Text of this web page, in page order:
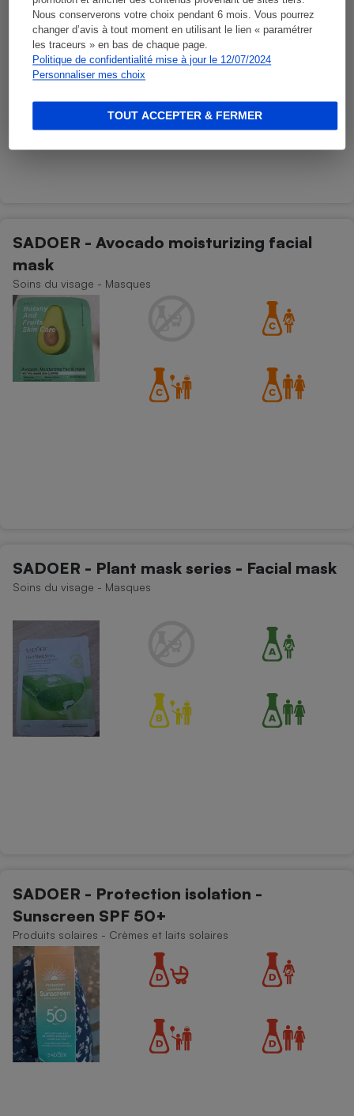
Nous conserverons votre choix pendant 6 mois. Vous pourrez
changer d’avis à tout moment en utilisant le lien « paramétrer
les traceurs » en bas de chaque page.
Politique de confidentialité mise à jour le 12/07/2024
Personnaliser mes choix
TOUT ACCEPTER & FERMER
SADOER - Avocado moisturizing facial
mask
Soins du visage - Masques
SADOER - Plant mask series - Facial mask
Soins du visage - Masques
SADOER - Protection isolation -
Sunscreen SPF 50+
Produits solaires - Crèmes et laits solaires